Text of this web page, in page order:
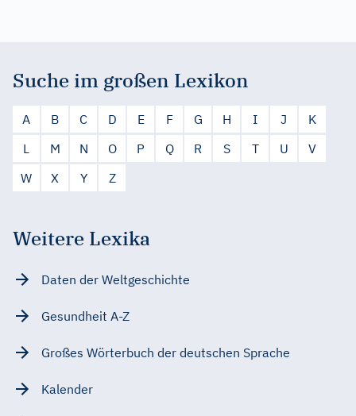
Suche im großen Lexikon
A B C D E F G H I J
K
L
M N O P Q R S T U
V
W
X Y Z
Weitere Lexika
Daten der Weltgeschichte
Gesundheit A-Z
Großes Wörterbuch der deutschen Sprache
Kalender